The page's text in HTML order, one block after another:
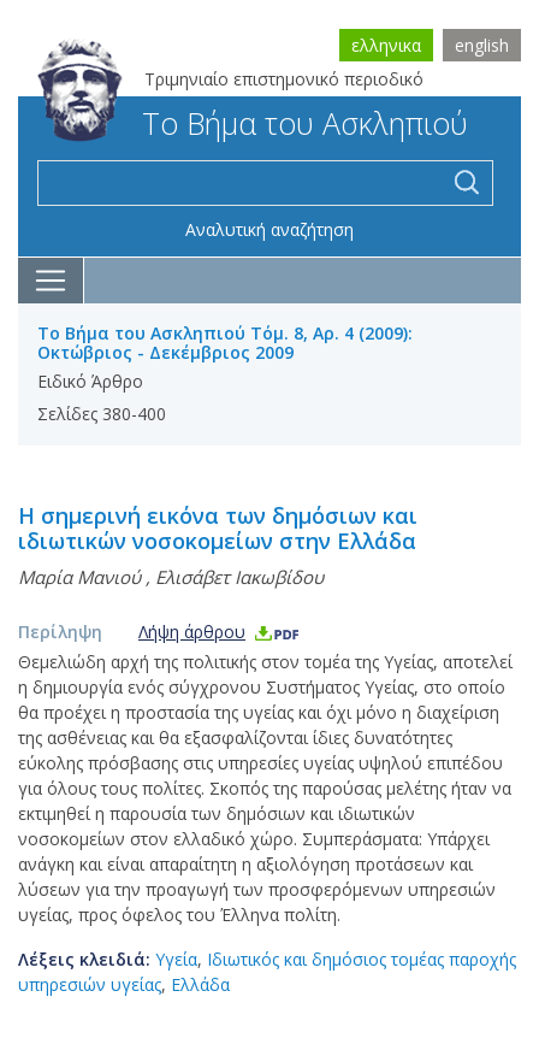
Τριμηνιαίο επιστημονικό περιοδικό
ελληνικα english
Το Βήμα του Ασκληπιού
Αναλυτική αναζήτηση
Το Βήμα του Ασκληπιού Τόμ. 8, Αρ. 4 (2009):
Οκτώβριος - Δεκέμβριος 2009
Ειδικό Άρθρο
Σελίδες 380-400
Η σημερινή εικόνα των δημόσιων και
ιδιωτικών νοσοκομείων στην Ελλάδα
Μαρία Μανιού, Ελισάβετ Ιακωβίδου
Περίληψη
Λήψη άρθρου
Θεμελιώδη αρχή της πολιτικής στον τομέα της Υγείας, αποτελεί
η δημιουργία ενός σύγχρονου Συστήματος Υγείας, στο οποίο
θα προέχει η προστασία της υγείας και όχι μόνο η διαχείριση
της ασθένειας και θα εξασφαλίζονται ίδιες δυνατότητες
εύκολης πρόσβασης στις υπηρεσίες υγείας υψηλού επιπέδου
για όλους τους πολίτες. Σκοπός της παρούσας μελέτης ήταν να
εκτιμηθεί η παρουσία των δημόσιων και ιδιωτικών
νοσοκομείων στον ελλαδικό χώρο. Συμπεράσματα: Υπάρχει
ανάγκη και είναι απαραίτητη η αξιολόγηση προτάσεων και
λύσεων για την προαγωγή των προσφερόμενων υπηρεσιών
υγείας, προς όφελος του Έλληνα πολίτη.
Λέξεις κλειδιά: Υγεία, Ιδιωτικός και δημόσιος τομέας παροχής
υπηρεσιών υγείας, Ελλάδα